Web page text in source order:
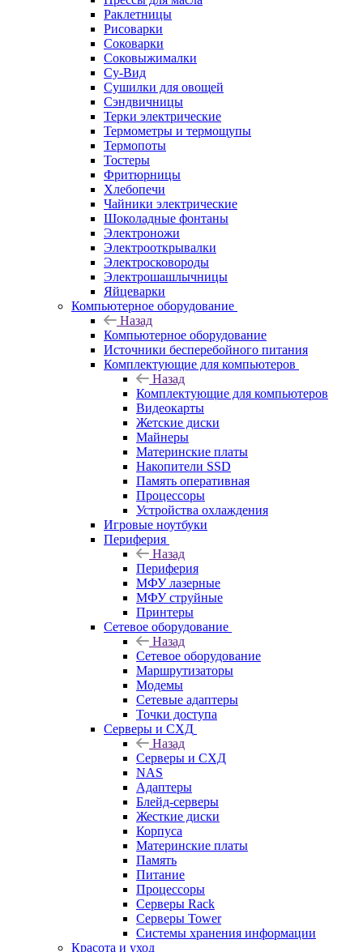
Раклетницы
Рисоварки
Соковарки
Соковыжималки
Су-Вид
Сушилки для овощей
Сэндвичницы
Терки электрические
Термометры и термощупы
Термопоты
Тостеры
Фритюрницы
Хлебопечи
Чайники электрические
Шоколадные фонтаны
Электроножи
Электрооткрывалки
Электросковороды
Электрошашлычницы
Яйцеварки
Компьютерное оборудование
Назад
Компьютерное оборудование
Источники бесперебойного питания
Комплектующие для компьютеров
Назад
Комплектующие для компьютеров
Видеокарты
Жетские диски
Майнеры
Материнские платы
Накопители SSD
Память оперативная
Процессоры
Устройства охлаждения
Игровые ноутбуки
Периферия
Назад
Периферия
МФУ лазерные
МФУ струйные
Принтеры
Сетевое оборудование
Назад
Сетевое оборудование
Маршрутизаторы
Модемы
Сетевые адаптеры
Точки доступа
Серверы и СХД
Назад
Серверы и СХД
NAS
Адаптеры
Блейд-серверы
Жесткие диски
Корпуса
Материнские платы
Память
Питание
Процессоры
Серверы Rack
Серверы Tower
Системы хранения информации
Красота и уход